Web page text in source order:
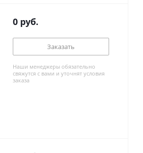
0 руб.
Заказать
Наши менеджеры обязательно
свяжутся с вами и уточнят условия
заказа